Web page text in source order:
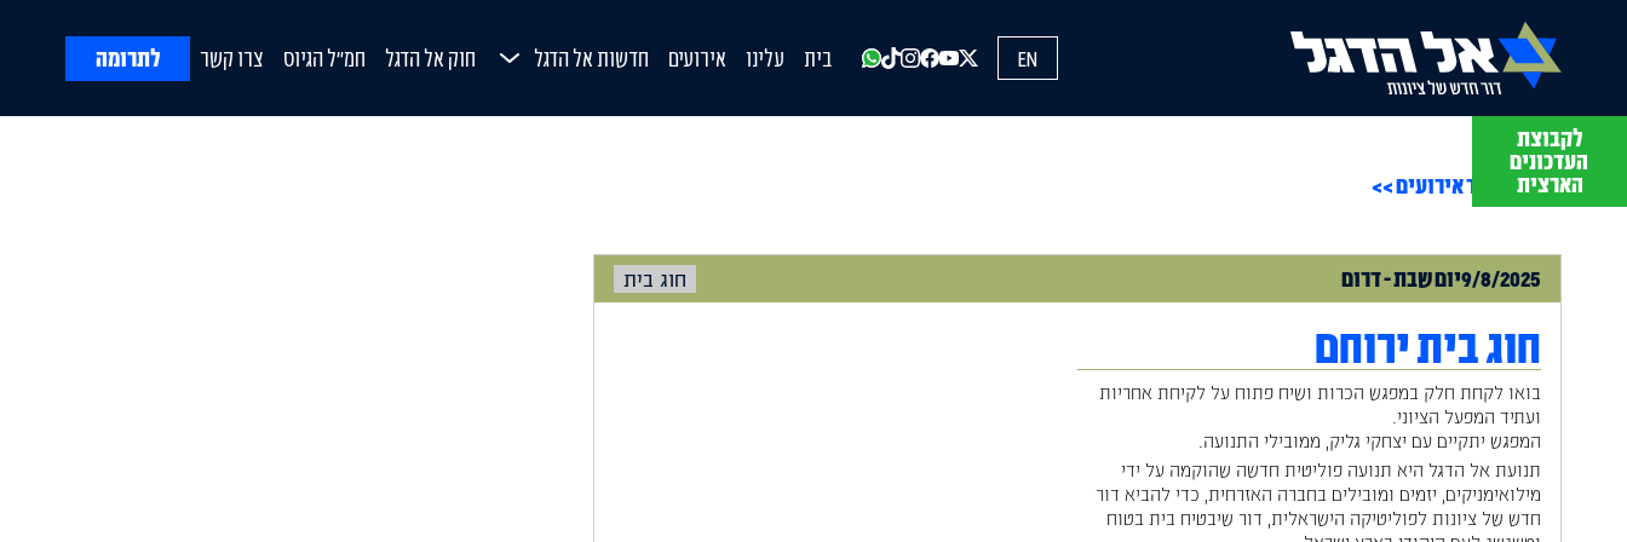
תסבירו לי
עם מתן יפה
לקבוצת
העדכונים
הארצית
בית עלינו אירועים חדשות אל הדגל
Open Submenu
עדכונים מהשטח
חוק אל הדגל חמ"ל הגיוס צרו קשר EN לתרומה
חזרה לעמוד אירועים >>
9/8/2025יוםשבת-דרום חוג בית
חוג בית ירוחם
בואו לקחת חלק במפגש הכרות ושיח פתוח על לקיחת אחריות
ועתיד המפעל הציוני.
המפגש יתקיים עם יצחקי גליק, ממובילי התנועה.
תנועת אל הדגל היא תנועה פוליטית חדשה שהוקמה על ידי
מילואימניקים, יזמים ומובילים בחברה האזרחית, כדי להביא דור
חדש של ציונות לפוליטיקה הישראלית, דור שיבטיח בית בטוח